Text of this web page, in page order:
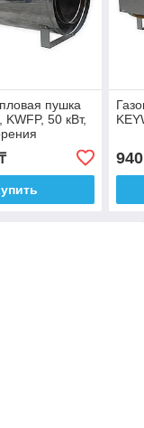
пушка
KWFP, 50 кВт,